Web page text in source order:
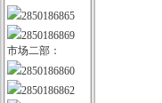
2850186865
2850186869
市场二部：
2850186860
2850186862